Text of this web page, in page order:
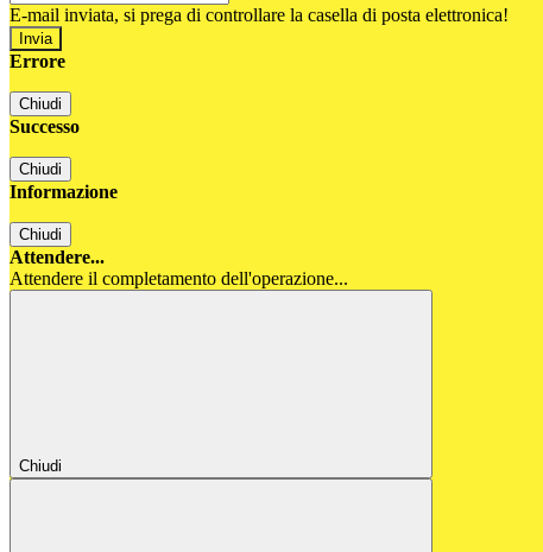
E-mail inviata, si prega di controllare la casella di posta elettronica!
Errore
Chiudi
Successo
Chiudi
Informazione
Chiudi
Attendere...
Attendere il completamento dell'operazione...
Chiudi